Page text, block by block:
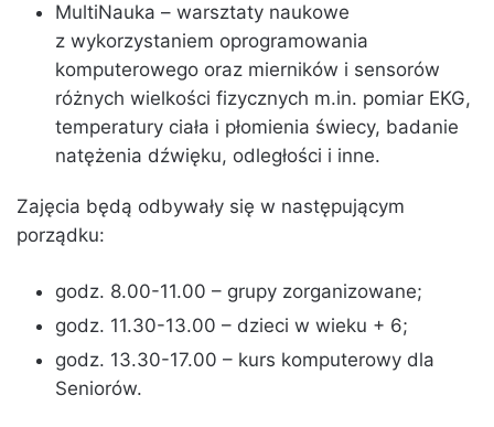
MultiNauka – warsztaty naukowe
z wykorzystaniem oprogramowania
komputerowego oraz mierników i sensorów
różnych wielkości fizycznych m.in. pomiar EKG,
temperatury ciała i płomienia świecy, badanie
natężenia dźwięku, odległości i inne.
Zajęcia będą odbywały się w następującym
porządku:
godz. 8.00-11.00 – grupy zorganizowane;
godz. 11.30-13.00 – dzieci w wieku + 6;
godz. 13.30-17.00 – kurs komputerowy dla
Seniorów.